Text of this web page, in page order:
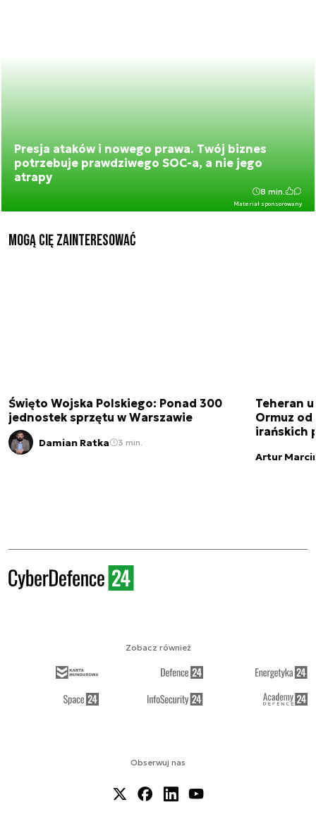
Presja ataków i nowego prawa. Twój biznes
potrzebuje prawdziwego SOC-a, a nie jego
atrapy
Materiał sponsorowany
8 min.
Mogą Cię zainteresować
Święto Wojska Polskiego: Ponad 300
jednostek sprzętu w Warszawie
Damian Ratka 3 min.
Teheran
Ormuz
irańskich
Artur
Obserwuj nas
Zobacz również